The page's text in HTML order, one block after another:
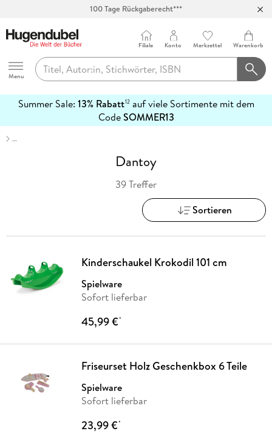
100 Tage Rückgaberecht***
Hugendubel
Menu
Filiale Konto Merkzettel Warenkorb
Summer Sale: 13% Rabatt12auf viele Sortimente mit dem
CodeSOMMER13
erfahren
…
Dantoy
39 Treffer
Sortieren
Kinderschaukel Krokodil 101 cm
Spielware
Sofort lieferbar
45,99 €*
Friseurset Holz Geschenkbox 6 Teile
Spielware
Sofort lieferbar
23,99 €*